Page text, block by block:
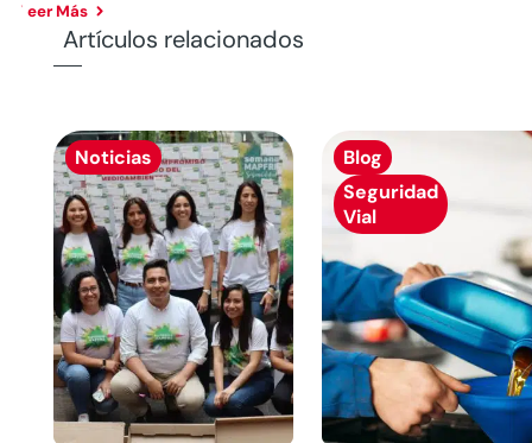
Leer Más
Artículos relacionados
Noticias
Blog
Seguridad
Vial